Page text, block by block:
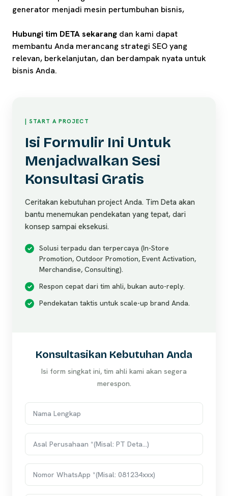
generator menjadi mesin pertumbuhan bisnis,
Hubungi tim DETA sekarang dan kami dapat
membantu Anda merancang strategi SEO yang
relevan, berkelanjutan, dan berdampak nyata untuk
bisnis Anda.
| START A PROJECT
Isi Formulir Ini Untuk
Menjadwalkan Sesi
Konsultasi Gratis
Ceritakan kebutuhan project Anda. Tim Deta akan
bantu menemukan pendekatan yang tepat, dari
konsep sampai eksekusi.
Solusi terpadu dan terpercaya (In-Store
Promotion, Outdoor Promotion, Event Activation,
Merchandise, Consulting).
Respon cepat dari tim ahli, bukan auto-reply.
Pendekatan taktis untuk scale-up brand Anda.
Konsultasikan Kebutuhan Anda
Isi form singkat ini, tim ahli kami akan segera
merespon.